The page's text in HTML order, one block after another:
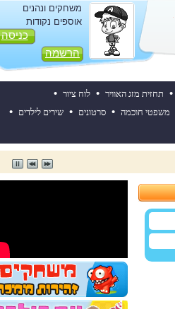
משחקים ונהנים
אוספים נקודות
כניסה
הרשמה
• תחזית מזג האוויר • לוח ציור •
משפטי חוכמה • סרטונים • שירים לילדים •